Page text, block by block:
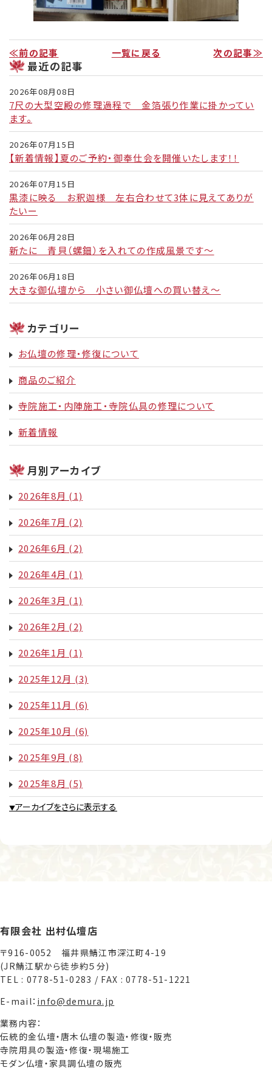
≪前の記事 一覧に戻る 次の記事≫
最近の記事
2026年08月08日
7尺の大型空殿の修理過程で 金箔張り作業に掛かってい
ます。
2026年07月15日
【新着情報】夏のご予約・御奉仕会を開催いたします！！
2026年07月15日
黒漆に映る お釈迦様 左右合わせて3体に見えてありが
たいー
2026年06月28日
新たに 青貝（螺鈿）を入れての作成風景です～
2026年06月18日
大きな御仏壇から 小さい御仏壇への買い替え～
カテゴリー
お仏壇の修理・修復について
商品のご紹介
寺院施工・内陣施工・寺院仏具の修理について
新着情報
月別アーカイブ
2026年8月 (1)
2026年7月 (2)
2026年6月 (2)
2026年4月 (1)
2026年3月 (1)
2026年2月 (2)
2026年1月 (1)
2025年12月 (3)
2025年11月 (6)
2025年10月 (6)
2025年9月 (8)
2025年8月 (5)
▼アーカイブをさらに表示する
有限会社 出村仏壇店
〒916-0052 福井県鯖江市深江町4-19
(JR鯖江駅から徒歩約５分)
TEL : 0778-51-0283 / FAX : 0778-51-1221
E-mail： info@demura.jp
業務内容：
伝統的金仏壇・唐木仏壇の製造・修復・販売
寺院用具の製造・修復・現場施工
モダン仏壇・家具調仏壇の販売